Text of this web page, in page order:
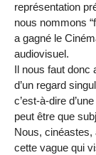
représentation
nous nommons
a gagné le
audiovisuel.
Il nous faut donc
d’un regard
c’est-à-dire
peut être que
Nous,
cette vague qui